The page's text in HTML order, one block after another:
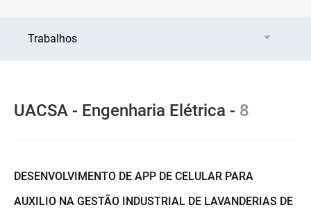
Trabalhos
UACSA - Engenharia Elétrica - 8
DESENVOLVIMENTO DE APP DE CELULAR PARA
AUXILIO NA GESTÃO INDUSTRIAL DE LAVANDERIAS DE